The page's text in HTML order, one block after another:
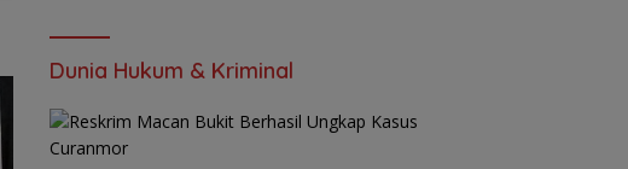
2026
Dunia Hukum & Kriminal